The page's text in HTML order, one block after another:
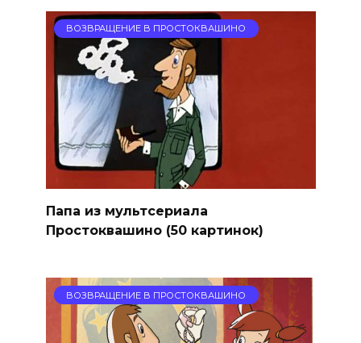
ВОЗВРАЩЕНИЕ В ПРОСТОКВАШИНО
Папа из мультсериала
Простоквашино (50 картинок)
ВОЗВРАЩЕНИЕ В ПРОСТОКВАШИНО